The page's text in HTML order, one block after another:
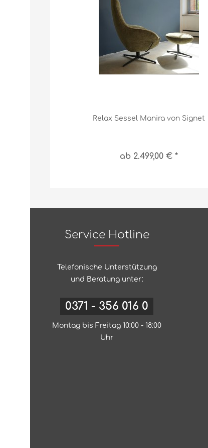
Relax Sessel Manira von Signet
ab 2.499,00 € *
Service Hotline
Telefonische Unterstützung
und Beratung unter:
0371 - 356 016 0
Montag bis Freitag 10:00 - 18:00
Uhr